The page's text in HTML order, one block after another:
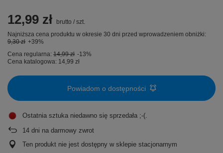
12,99 zł brutto / szt.
Najniższa cena produktu w okresie 30 dni przed wprowadzeniem obniżki:
9,30 zł +39%
Cena regularna: 14,99 zł -13%
Cena katalogowa: 14,99 zł
Powiadom o dostępności
Ostatnia sztuka niedawno się sprzedała ;-(
14 dni na darmowy zwrot
Ten produkt nie jest dostępny w sklepie stacjonarnym